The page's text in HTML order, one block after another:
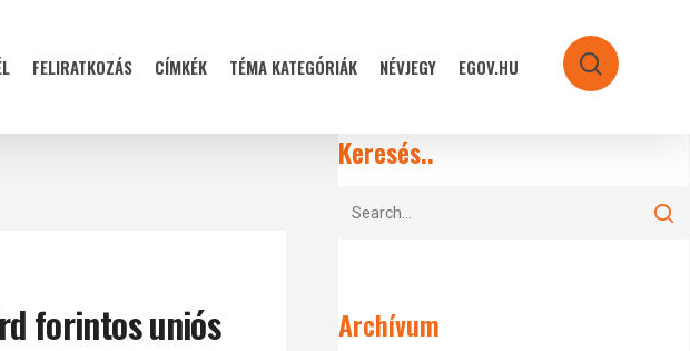
FELIRATKOZÁS CÍMKÉK TÉMA KATEGÓRIÁK NÉVJEGY EGOV.HU search
forintos uniós
Keresés..
Archívum